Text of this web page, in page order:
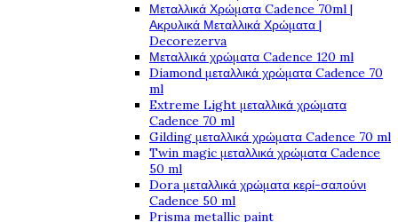
Μεταλλικά Χρώματα Cadence 70ml |
Ακρυλικά Μεταλλικά Χρώματα |
Decorezerva
Μεταλλικά χρώματα Cadence 120 ml
Diamond μεταλλικά χρώματα Cadence 70
ml
Extreme Light μεταλλικά χρώματα
Cadence 70 ml
Gilding μεταλλικά χρώματα Cadence 70 ml
Twin magic μεταλλικά χρώματα Cadence
50 ml
Dora μεταλλικά χρώματα κερί-σαπούνι
Cadence 50 ml
Prisma metallic paint